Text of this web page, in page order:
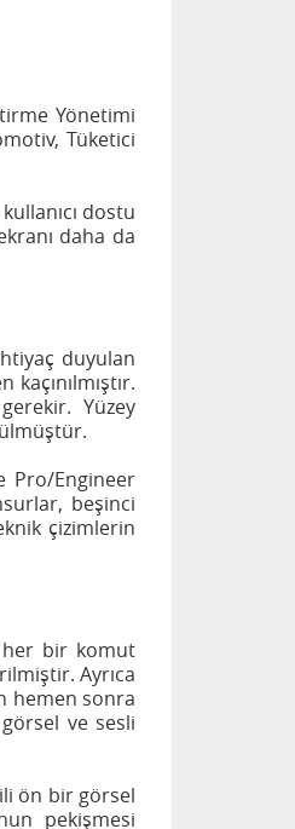
Yönetimi
Tüketici
dostu
daha da
duyulan
Yüzey
Pro/Engineer
beşinci
çizimlerin
her bir komut
Ayrıca
hemen sonra
ve sesli
ön bir görsel
pekişmesi